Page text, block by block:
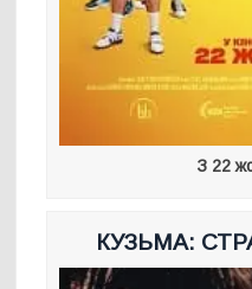
З 22
КУЗЬМА: